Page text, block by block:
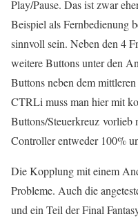
Play/Pause. Das ist zwar
Beispiel als Fernbedienung
sinnvoll sein. Neben den 4
weitere Buttons unter den
Buttons neben dem
CTRLi muss man hier mit
Buttons/Steuerkreuz vorlieb
Controller entweder 100%
Die Kopplung mit einem
Probleme. Auch die
und ein Teil der Final